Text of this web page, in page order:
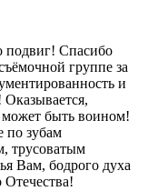
Спасибо
группе за
и
может быть воином!
по зубам
трусоватым
Вам, бодрого духа